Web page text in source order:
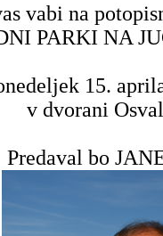
vabi na
PARKI NA
15.
v dvorani
Predaval bo